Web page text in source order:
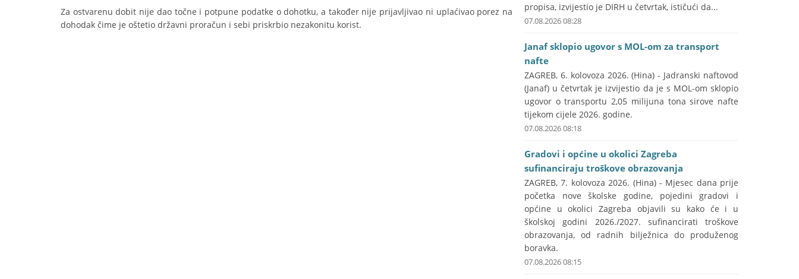
Za ostvarenu dobit nije dao točne i potpune podatke o dohotku, a također nije prijavljivao ni uplaćivao porez na
dohodak čime je oštetio državni proračun i sebi priskrbio nezakonitu korist.
propisa, izvijestio je DIRH u četvrtak, ističući da...
07.08.2026 08:28
Janaf sklopio ugovor s MOL-om za transport
nafte
ZAGREB, 6. kolovoza 2026. (Hina) - Jadranski naftovod
(Janaf) u četvrtak je izvijestio da je s MOL-om sklopio
ugovor o transportu 2,05 milijuna tona sirove nafte
tijekom cijele 2026. godine.
07.08.2026 08:18
Gradovi i općine u okolici Zagreba
sufinanciraju troškove obrazovanja
ZAGREB, 7. kolovoza 2026. (Hina) - Mjesec dana prije
početka nove školske godine, pojedini gradovi i
općine u okolici Zagreba objavili su kako će i u
školskoj godini 2026./2027. sufinancirati troškove
obrazovanja, od radnih bilježnica do produženog
boravka.
07.08.2026 08:15